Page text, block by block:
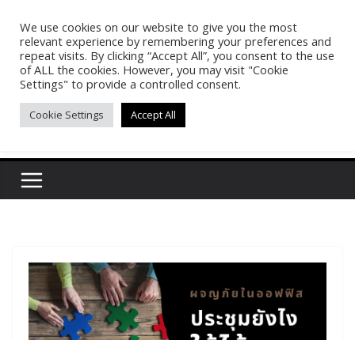
contentPasakon Puypong
(tonypuy)
เปิดพื้นที่การเรียนรู้และพร้อมแบ่งปันของผม
We use cookies on our website to give you the most
relevant experience by remembering your preferences and
repeat visits. By clicking “Accept All”, you consent to the use
of ALL the cookies. However, you may visit "Cookie
Settings" to provide a controlled consent.
Cookie Settings Accept All